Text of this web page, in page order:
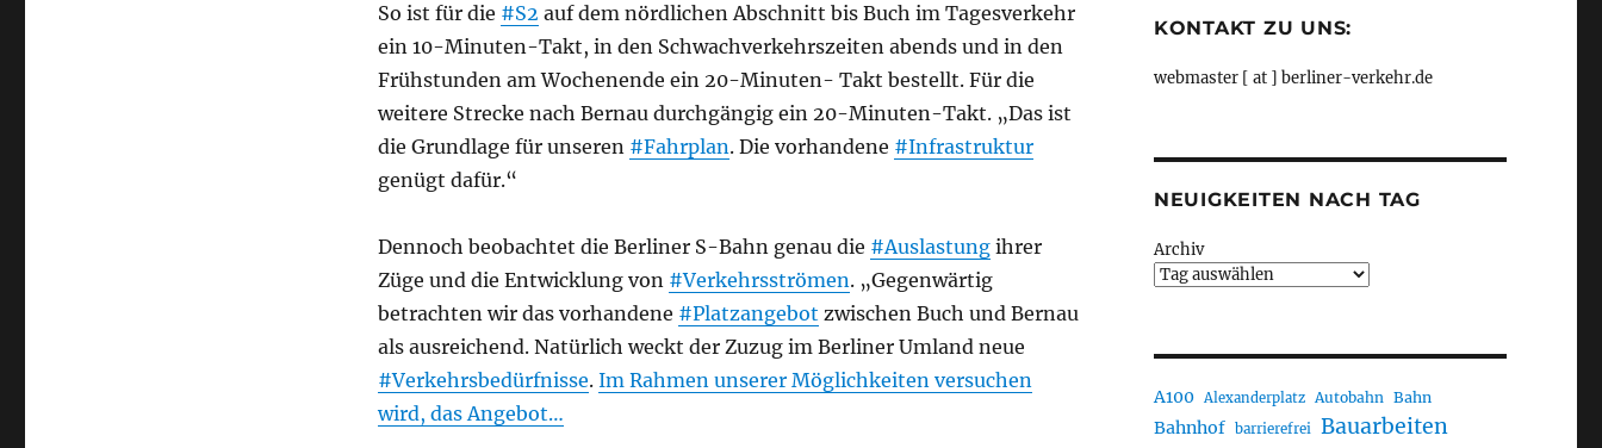
So ist für die #S2 auf dem nördlichen Abschnitt bis Buch im Tagesverkehr
ein 10-Minuten-Takt, in den Schwachverkehrszeiten abends und in den
Frühstunden am Wochenende ein 20-Minuten- Takt bestellt. Für die
weitere Strecke nach Bernau durchgängig ein 20-Minuten-Takt. „Das ist
die Grundlage für unseren #Fahrplan. Die vorhandene #Infrastruktur
genügt dafür.“
Dennoch beobachtet die Berliner S-Bahn genau die #Auslastungihrer
Züge und die Entwicklung von #Verkehrsströmen. „Gegenwärtig
betrachten wir das vorhandene #Platzangebot zwischen Buch und Bernau
als ausreichend. Natürlich weckt der Zuzug im Berliner Umland neue
#Verkehrsbedürfnisse. Im Rahmen unserer Möglichkeiten versuchen
wird, das Angebot…
KONTAKT ZU UNS:
webmaster [ at ] berliner-verkehr.de
NEUIGKEITEN NACH TAG
Archiv
A100 Alexanderplatz Autobahn Bahn
Bahnhof barrierefrei Bauarbeiten